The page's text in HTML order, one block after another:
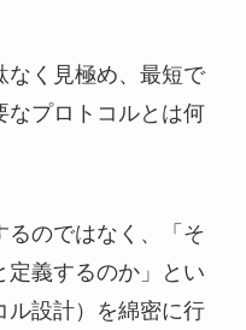
なく見極め、最短で
なプロトコルとは何
るのではなく、「そ
定義するのか」とい
ル設計）を綿密に行